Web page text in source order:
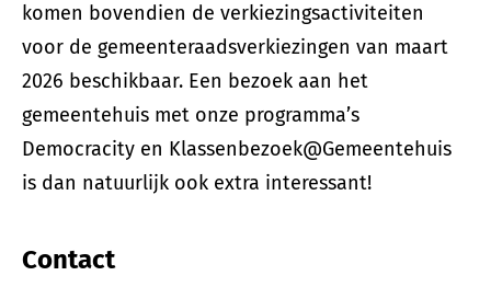
komen bovendien de verkiezingsactiviteiten
voor de gemeenteraadsverkiezingen van maart
2026 beschikbaar. Een bezoek aan het
gemeentehuis met onze programma’s
Democracity en Klassenbezoek@Gemeentehuis
is dan natuurlijk ook extra interessant!
Contact